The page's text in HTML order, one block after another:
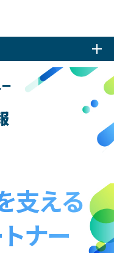
支える
ナー